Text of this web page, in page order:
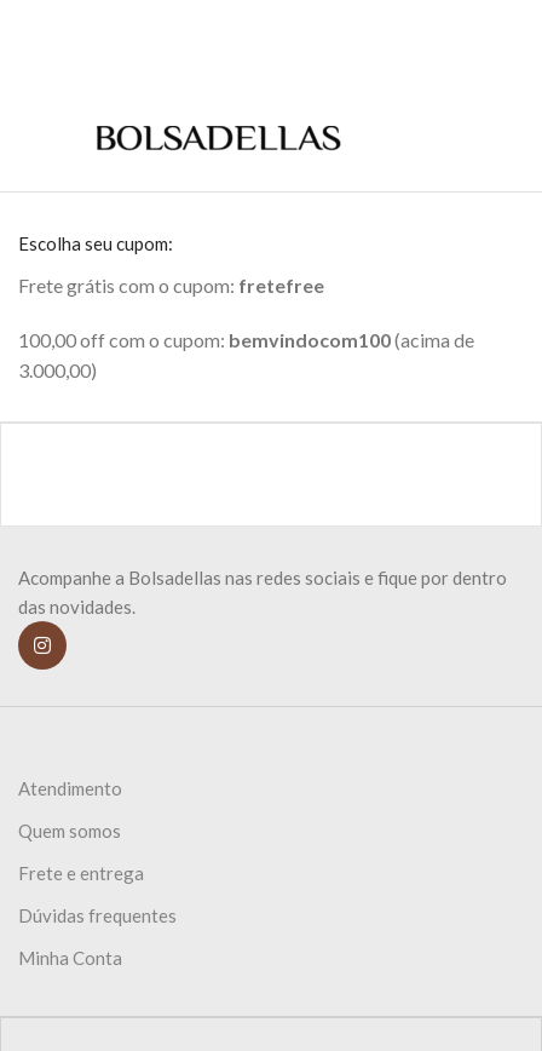
Escolha seu cupom:
Frete grátis com o cupom: fretefree
100,00 off com o cupom: bemvindocom100(acima de
3.000,00)
Acompanhe a Bolsadellas nas redes sociais e fique por dentro
das novidades.
Atendimento
Quem somos
Frete e entrega
Dúvidas frequentes
Minha Conta